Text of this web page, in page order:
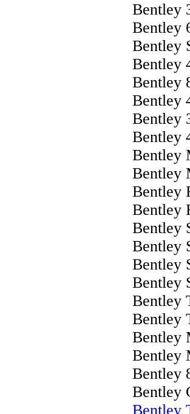
Bentley
Bentley
Bentley
Bentley
Bentley
Bentley
Bentley
Bentley
Bentley
Bentley
Bentley
Bentley
Bentley
Bentley
Bentley
Bentley
Bentley
Bentley
Bentley
Bentley
Bentley
Bentley
Bentley